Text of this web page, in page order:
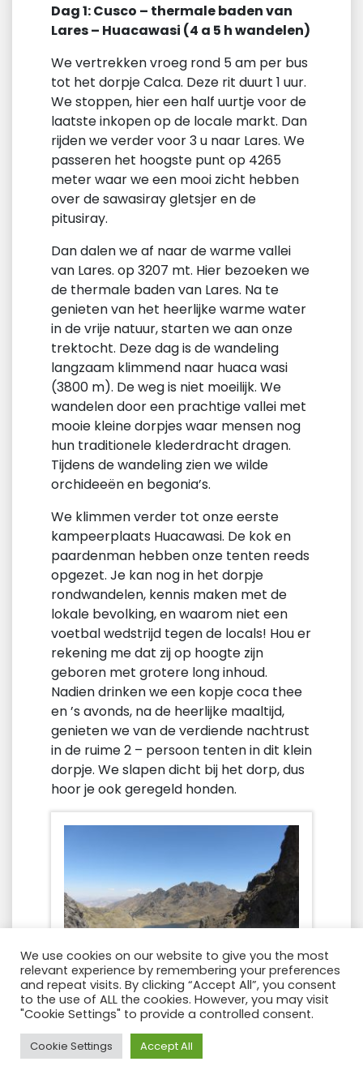
Dag 1: Cusco – thermale baden van
Lares – Huacawasi (4 a 5 h wandelen)
We vertrekken vroeg rond 5 am per bus
tot het dorpje Calca. Deze rit duurt 1 uur.
We stoppen, hier een half uurtje voor de
laatste inkopen op de locale markt. Dan
rijden we verder voor 3 u naar Lares. We
passeren het hoogste punt op 4265
meter waar we een mooi zicht hebben
over de sawasiray gletsjer en de
pitusiray.
Dan dalen we af naar de warme vallei
van Lares. op 3207 mt. Hier bezoeken we
de thermale baden van Lares. Na te
genieten van het heerlijke warme water
in de vrije natuur, starten we aan onze
trektocht. Deze dag is de wandeling
langzaam klimmend naar huaca wasi
(3800 m). De weg is niet moeilijk. We
wandelen door een prachtige vallei met
mooie kleine dorpjes waar mensen nog
hun traditionele klederdracht dragen.
Tijdens de wandeling zien we wilde
orchideeën en begonia’s.
We klimmen verder tot onze eerste
kampeerplaats Huacawasi. De kok en
paardenman hebben onze tenten reeds
opgezet. Je kan nog in het dorpje
rondwandelen, kennis maken met de
lokale bevolking, en waarom niet een
voetbal wedstrijd tegen de locals! Hou er
rekening me dat zij op hoogte zijn
geboren met grotere long inhoud.
Nadien drinken we een kopje coca thee
en ’s avonds, na de heerlijke maaltijd,
genieten we van de verdiende nachtrust
in de ruime 2 – persoon tenten in dit klein
dorpje. We slapen dicht bij het dorp, dus
hoor je ook geregeld honden.
Dag 2: Huacawasi – Miski unuyoc (6 a
We use cookies on our website to give you the most
relevant experience by remembering your preferences
and repeat visits. By clicking “Accept All”, you consent
to the use of ALL the cookies. However, you may visit
"Cookie Settings" to provide a controlled consent.
Cookie Settings Accept All